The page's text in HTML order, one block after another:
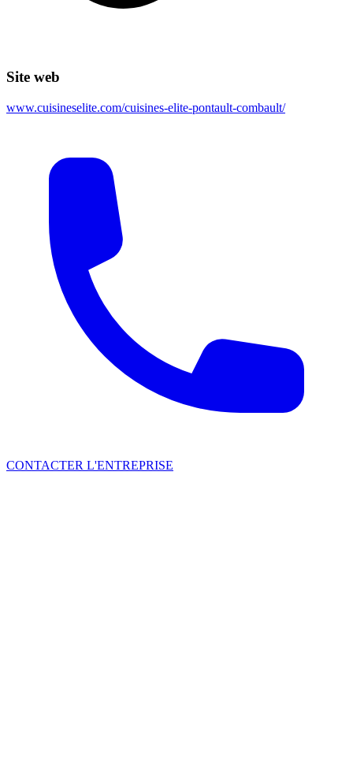
Site web
www.cuisineselite.com/cuisines-elite-pontault-combault/
CONTACTER L'ENTREPRISE